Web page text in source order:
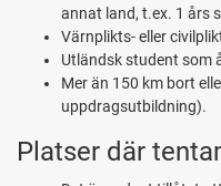
annat land, t.ex. 1 års
Värnplikts- eller
Utländsk student som
Mer än 150 km bort
uppdragsutbildning).
Platser där